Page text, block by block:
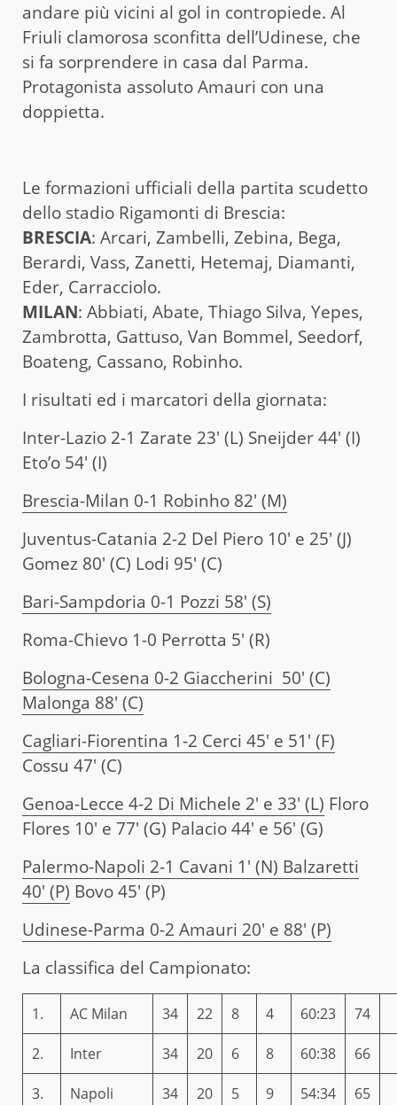
andare più vicini al gol in contropiede. Al
Friuli clamorosa sconfitta dell’Udinese, che
si fa sorprendere in casa dal Parma.
Protagonista assoluto Amauri con una
doppietta.
Le formazioni ufficiali della partita scudetto
dello stadio Rigamonti di Brescia:
BRESCIA: Arcari, Zambelli, Zebina, Bega,
Berardi, Vass, Zanetti, Hetemaj, Diamanti,
Eder, Carracciolo.
MILAN: Abbiati, Abate, Thiago Silva, Yepes,
Zambrotta, Gattuso, Van Bommel, Seedorf,
Boateng, Cassano, Robinho.
I risultati ed i marcatori della giornata:
Inter-Lazio 2-1 Zarate 23′ (L) Sneijder 44′ (I)
Eto’o 54′ (I)
Brescia-Milan 0-1 Robinho 82′ (M)
Juventus-Catania 2-2 Del Piero 10′ e 25′ (J)
Gomez 80′ (C) Lodi 95′ (C)
Bari-Sampdoria 0-1 Pozzi 58′ (S)
Roma-Chievo 1-0 Perrotta 5′ (R)
Bologna-Cesena 0-2 Giaccherini 50′ (C)
Malonga 88′ (C)
Cagliari-Fiorentina 1-2 Cerci 45′ e 51′ (F)
Cossu 47′ (C)
Genoa-Lecce 4-2 Di Michele 2′ e 33′ (L) Floro
Flores 10′ e 77′ (G) Palacio 44′ e 56′ (G)
Palermo-Napoli 2-1 Cavani 1′ (N) Balzaretti
40′ (P) Bovo 45′ (P)
Udinese-Parma 0-2 Amauri 20′ e 88′ (P)
La classifica del Campionato:
1. AC Milan 34 22 8 4 60:23 74
2. Inter 34 20 6 8 60:38 66
3. Napoli 34 20 5 9 54:34 65